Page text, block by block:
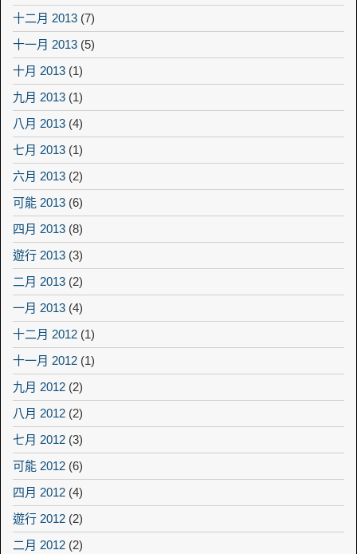
十二月 2013 (7)
十一月 2013 (5)
十月 2013 (1)
九月 2013 (1)
八月 2013 (4)
七月 2013 (1)
六月 2013 (2)
可能 2013 (6)
四月 2013 (8)
遊行 2013 (3)
二月 2013 (2)
一月 2013 (4)
十二月 2012 (1)
十一月 2012 (1)
九月 2012 (2)
八月 2012 (2)
七月 2012 (3)
可能 2012 (6)
四月 2012 (4)
遊行 2012 (2)
二月 2012 (2)